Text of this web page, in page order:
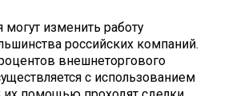
изменить работу
российских компаний.
внешнеторгового
с использованием